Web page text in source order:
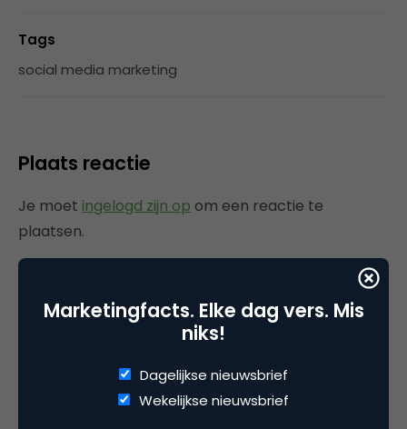
Tags
social media marketing
Plaats reactie
Je moet ingelogd zijn op om een reactie te
plaatsen.
Gerelateerde artikelen
Marketingfacts Zomercheck –
Durk Bosma
Marketingfacts. Elke dag vers. Mis
niks!
Dagelijkse nieuwsbrief
Wekelijkse nieuwsbrief